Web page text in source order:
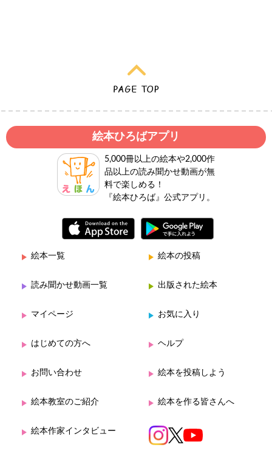
絵本ひろばアプリ
5,000冊以上の絵本や2,000作
品以上の読み聞かせ動画が無
料で楽しめる！
『絵本ひろば』公式アプリ。
絵本一覧 絵本の投稿
読み聞かせ動画一覧 出版された絵本
マイページ お気に入り
はじめての方へ ヘルプ
お問い合わせ 絵本を投稿しよう
絵本教室のご紹介 絵本を作る皆さんへ
絵本作家インタビュー